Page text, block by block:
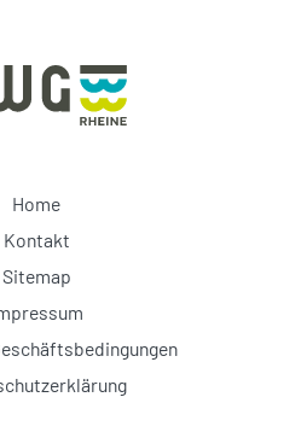
Home
Kontakt
Sitemap